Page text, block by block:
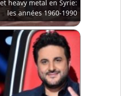
heavy metal en Syrie:
les années 1960-1990